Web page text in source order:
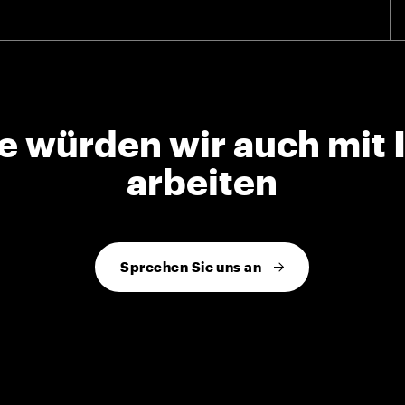
würden wir auch mit
arbeiten
Sprechen Sie uns an